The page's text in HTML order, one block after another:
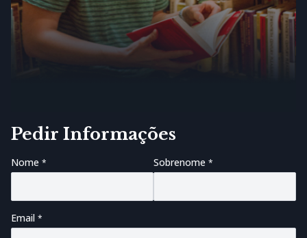
Pedir Informações
Nome Sobrenome
Email